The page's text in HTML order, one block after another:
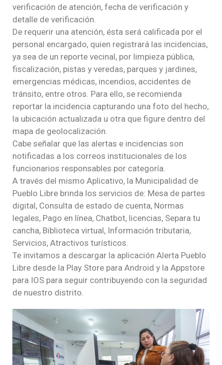
verificación de atención, fecha de verificación y
detalle de verificación.
De requerir una atención, ésta será calificada por el
personal encargado, quien registrará las incidencias,
ya sea de un reporte vecinal, por limpieza pública,
fiscalización, pistas y veredas, parques y jardines,
emergencias médicas, incendios, accidentes de
tránsito, entre otros. Para ello, se recomienda
reportar la incidencia capturando una foto del hecho,
la ubicación actualizada u otra que figure dentro del
mapa de geolocalización.
Cabe señalar que las alertas e incidencias son
notificadas a los correos institucionales de los
funcionarios responsables por categoría.
A través del mismo Aplicativo, la Municipalidad de
Pueblo Libre brinda los servicios de: Mesa de partes
digital, Consulta de estado de cuenta, Normas
legales, Pago en línea, Chatbot, licencias, Separa tu
cancha, Biblioteca virtual, Información tributaria,
Servicios, Atractivos turísticos.
Te invitamos a descargar la aplicación Alerta Pueblo
Libre desde la Play Store para Android y la Appstore
para IOS para seguir contribuyendo con la seguridad
de nuestro distrito.